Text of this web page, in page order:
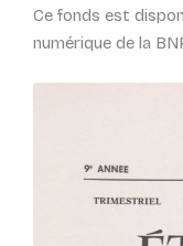
Ce fonds est
numérique de la